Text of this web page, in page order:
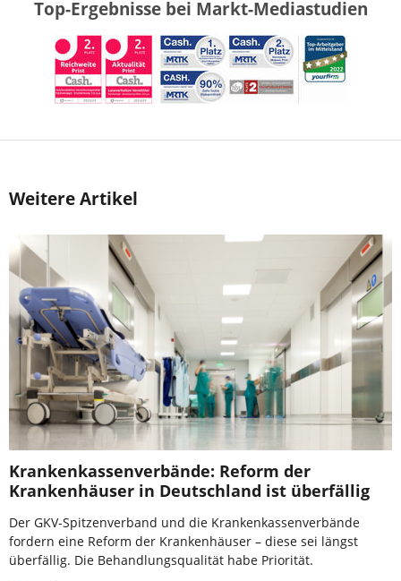
Top-Ergebnisse bei Markt-Mediastudien
Weitere Artikel
Krankenkassenverbände: Reform der
Krankenhäuser in Deutschland ist überfällig
Der GKV-Spitzenverband und die Krankenkassenverbände
fordern eine Reform der Krankenhäuser – diese sei längst
überfällig. Die Behandlungsqualität habe Priorität.